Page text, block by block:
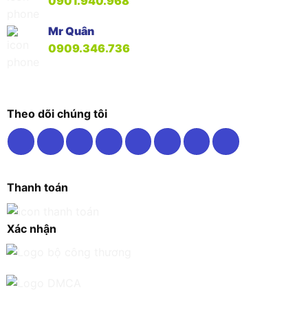
Mr Quân
0909.346.736
Theo dõi chúng tôi
Thanh toán
Xác nhận